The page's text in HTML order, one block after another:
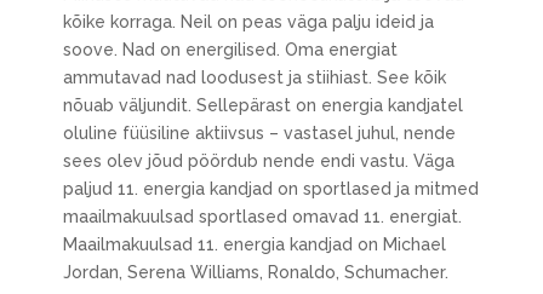
kõike korraga. Neil on peas väga palju ideid ja
soove. Nad on energilised. Oma energiat
ammutavad nad loodusest ja stiihiast. See kõik
nõuab väljundit. Sellepärast on energia kandjatel
oluline füüsiline aktiivsus – vastasel juhul, nende
sees olev jõud pöördub nende endi vastu. Väga
paljud 11. energia kandjad on sportlased ja mitmed
maailmakuulsad sportlased omavad 11. energiat.
Maailmakuulsad 11. energia kandjad on Michael
Jordan, Serena Williams, Ronaldo, Schumacher.